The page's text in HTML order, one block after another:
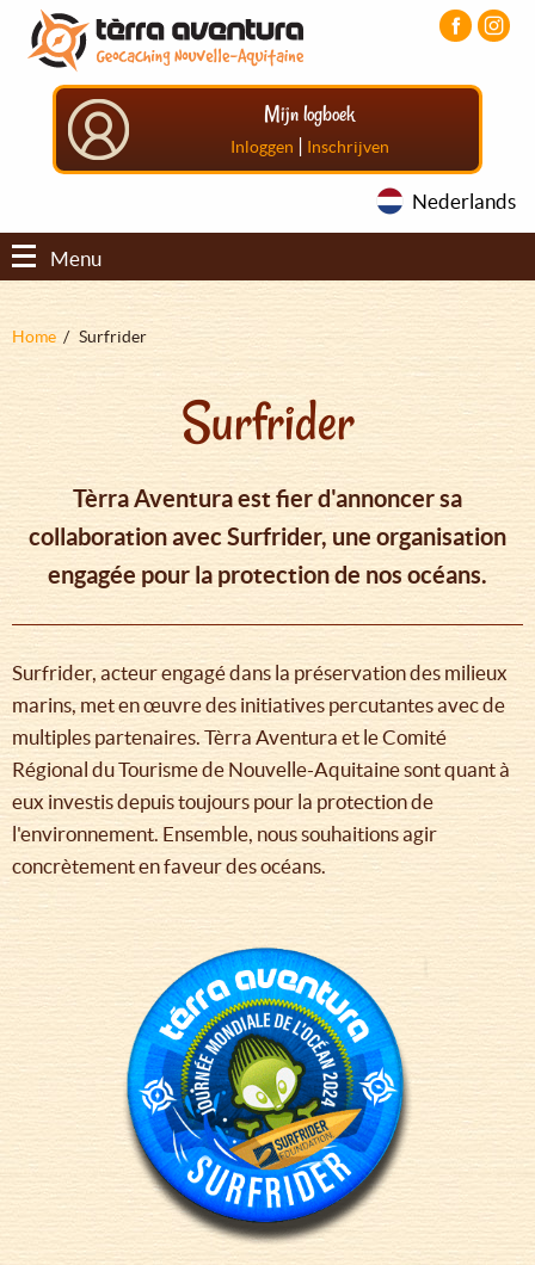
Overslaan
naar
Aller
menu
principal
Aller
pied
Mijn logboek
Inloggen | Inschrijven
Nederlands
Menu
Kruimelpad
Home Surfrider
Surfrider
Tèrra Aventura est fier d'annoncer sa
collaboration avec Surfrider, une organisation
engagée pour la protection de nos océans.
Surfrider, acteur engagé dans la préservation des milieux
marins, met en œuvre des initiatives percutantes avec de
multiples partenaires. Tèrra Aventura et le Comité
Régional du Tourisme de Nouvelle-Aquitaine sont quant à
eux investis depuis toujours pour la protection de
l'environnement. Ensemble, nous souhaitions agir
concrètement en faveur des océans.